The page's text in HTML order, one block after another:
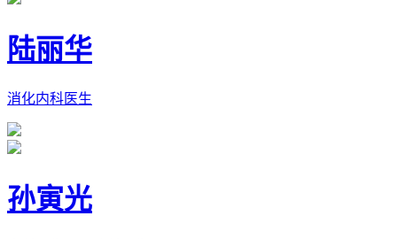
陆丽华
消化内科医生
孙寅光